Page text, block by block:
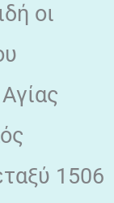
οι
1506